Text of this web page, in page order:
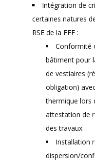
Intégration de
certaines natures
RSE de la FFF :
Conformité
bâtiment pour
de vestiaires
obligation)
thermique lors
attestation de
des travaux
Installation
dispersion/